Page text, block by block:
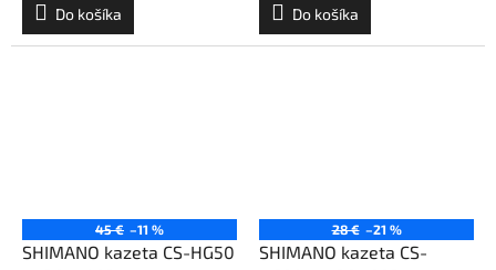
Do košíka Do košíka
45 € –11 %
SHIMANO kazeta CS-HG50
28 € –21 %
SHIMANO kazeta CS-